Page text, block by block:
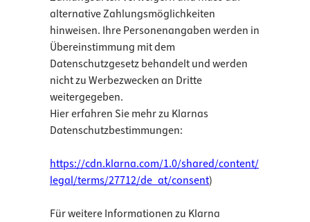
alternative Zahlungsmöglichkeiten
hinweisen. Ihre Personenangaben werden in
Übereinstimmung mit dem
Datenschutzgesetz behandelt und werden
nicht zu Werbezwecken an Dritte
weitergegeben.
Hier erfahren Sie mehr zu Klarnas
Datenschutzbestimmungen:
https://cdn.klarna.com/1.0/shared/content/
legal/terms/27712/de_at/consent)
Für weitere Informationen zu Klarna